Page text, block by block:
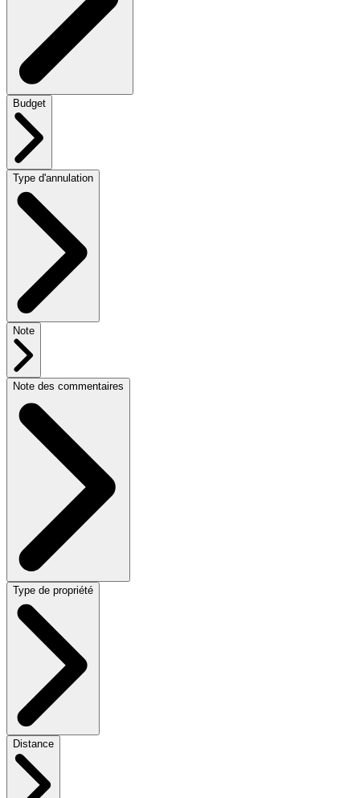
Budget
Type d'annulation
Note
Note des commentaires
Type de propriété
Distance